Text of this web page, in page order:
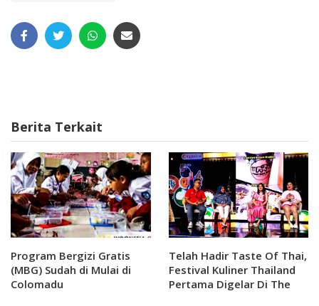
Berita Terkait
Program Bergizi Gratis
(MBG) Sudah di Mulai di
Colomadu
Telah Hadir Taste Of Thai,
Festival Kuliner Thailand
Pertama Digelar Di The